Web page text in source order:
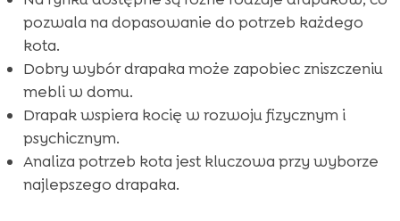
CricksyCat: Idealna karma dla Twojego kota
Purrfect Life: Najlepszy żwirek dla kota
Kocię wybór drapaka
 Wniosek
 FAQ
pozwala na dopasowanie do potrzeb każdego
kota.
Dobry wybór drapaka może zapobiec zniszczeniu
mebli w domu.
Drapak wspiera kocię w rozwoju fizycznym i
psychicznym.
Analiza potrzeb kota jest kluczowa przy wyborze
najlepszego drapaka.